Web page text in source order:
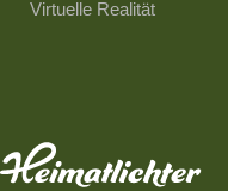
Virtuelle Realität